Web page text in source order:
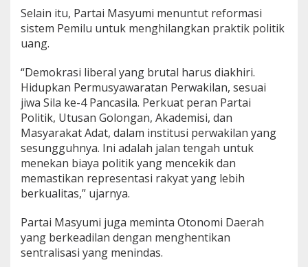
d
a
B
e
r
a
n
t
a
s
K
o
r
p
s
i
,
Selain itu, Partai Masyumi menuntut reformasi
sistem Pemilu untuk menghilangkan praktik politik
uang.
“Demokrasi liberal yang brutal harus diakhiri.
Hidupkan Permusyawaratan Perwakilan, sesuai
jiwa Sila ke-4 Pancasila. Perkuat peran Partai
Politik, Utusan Golongan, Akademisi, dan
Masyarakat Adat, dalam institusi perwakilan yang
sesungguhnya. Ini adalah jalan tengah untuk
menekan biaya politik yang mencekik dan
memastikan representasi rakyat yang lebih
berkualitas,” ujarnya.
Partai Masyumi juga meminta Otonomi Daerah
yang berkeadilan dengan menghentikan
sentralisasi yang menindas.